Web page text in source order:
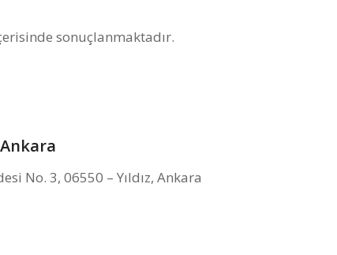
sonuçlanmaktadır.
No. 3, 06550 – Yıldız, Ankara